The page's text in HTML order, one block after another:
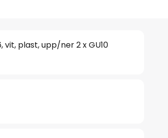
plast, upp/ner 2 x GU10